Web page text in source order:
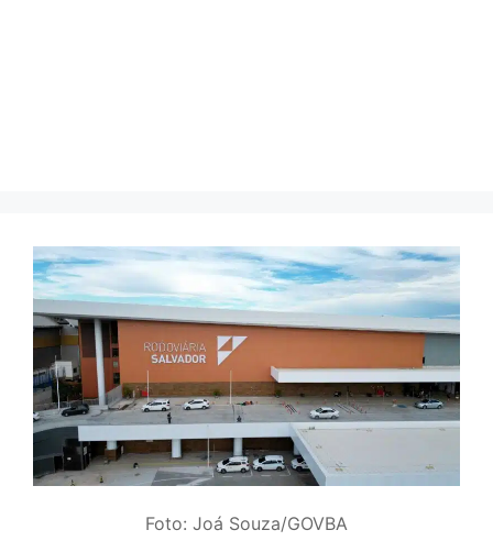
Foto: Joá Souza/GOVBA